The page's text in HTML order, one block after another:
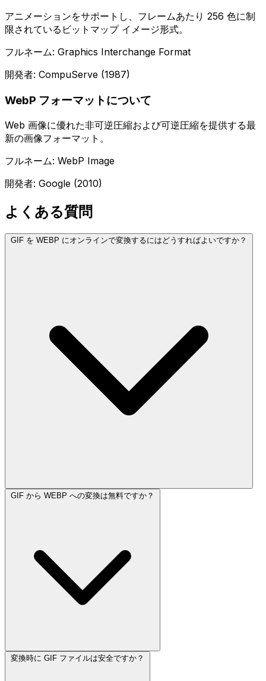
アニメーションをサポートし、フレームあたり 256 色に制
限されているビットマップ イメージ形式。
フルネーム: Graphics Interchange Format
開発者: CompuServe (1987)
WebP フォーマットについて
Web 画像に優れた非可逆圧縮および可逆圧縮を提供する最
新の画像フォーマット。
フルネーム: WebP Image
開発者: Google (2010)
よくある質問
GIF を WEBP にオンラインで変換するにはどうすればよいですか？
GIF から WEBP への変換は無料ですか？
変換時に GIF ファイルは安全ですか？